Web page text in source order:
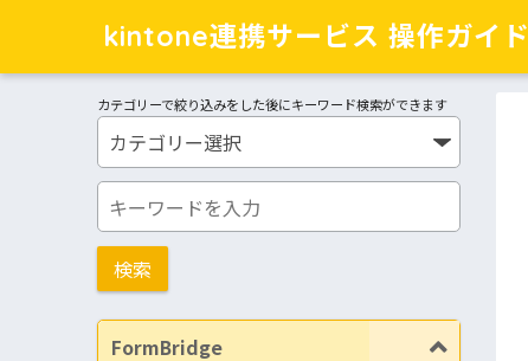
kintone連携サービス 操作ガイド
カテゴリーで絞り込みをした後にキーワード検索ができます
FormBridge